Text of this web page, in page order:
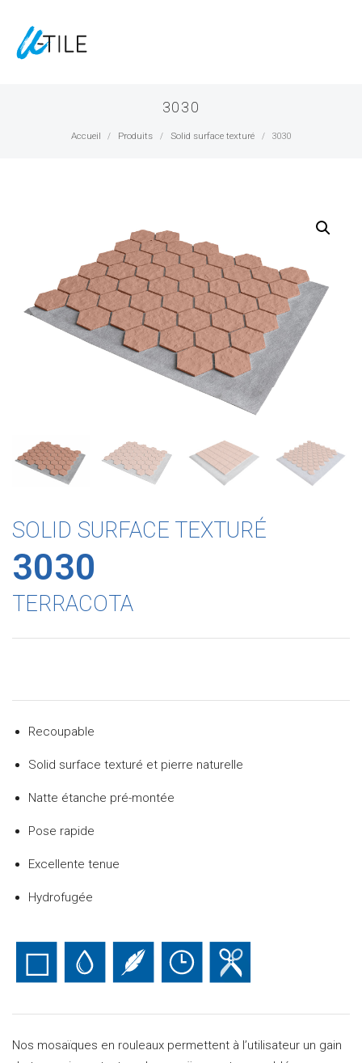
3030
Accueil / Produits / Solid surface texturé / 3030
SOLID SURFACE TEXTURÉ
3030
TERRACOTA
Recoupable
Solid surface texturé et pierre naturelle
Natte étanche pré-montée
Pose rapide
Excellente tenue
Hydrofugée
Nos mosaïques en rouleaux permettent à l’utilisateur un gain